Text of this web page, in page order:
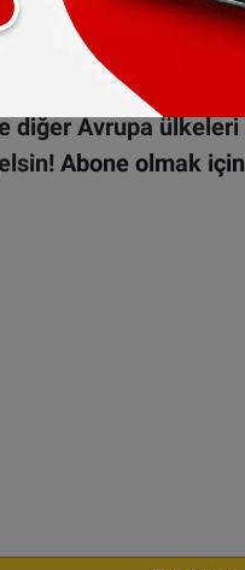
diğer Avrupa ülkeleri
Abone olmak için